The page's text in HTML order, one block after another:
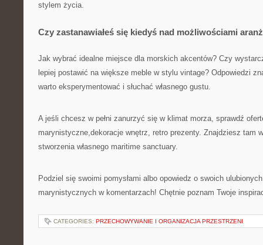
stylem życia.
Czy zastanawiałeś się kiedyś nad możliwościami
Jak wybrać idealne miejsce dla morskich akcentów? Czy
lepiej postawić na większe meble w stylu vintage? Odpowiedzi
warto eksperymentować i słuchać własnego gustu.
A jeśli chcesz w pełni zanurzyć się w klimat morza, sprawdź
marynistyczne,dekoracje wnętrz, retro prezenty. Znajdziesz tam
stworzenia własnego maritime sanctuary.
Podziel się swoimi pomysłami albo opowiedz o swoich
marynistycznych w komentarzach! Chętnie poznam Twoje
CATEGORIES: PRZECHOWYWANIE I ORGANIZACJA PRZESTRZENI